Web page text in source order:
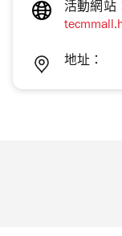
活動網站
地址：